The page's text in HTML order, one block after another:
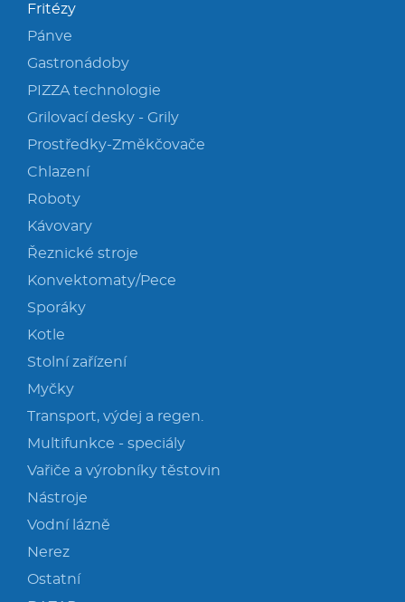
Fritézy
Pánve
Gastronádoby
PIZZA technologie
Grilovací desky - Grily
Prostředky-Změkčovače
Chlazení
Roboty
Kávovary
Řeznické stroje
Konvektomaty/Pece
Sporáky
Kotle
Stolní zařízení
Myčky
Transport, výdej a regen.
Multifunkce - speciály
Vařiče a výrobníky těstovin
Nástroje
Vodní lázně
Nerez
Ostatní